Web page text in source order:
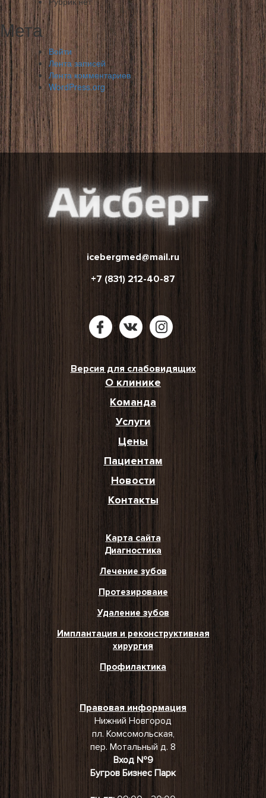
Мета
Войти
Лента записей
Лента комментариев
WordPress.org
icebergmed@mail.ru
+7 (831) 212-40-87
Версия для слабовидящих
О клинике
Команда
Услуги
Цены
Пациентам
Новости
Контакты
Карта сайта
Диагностика
Лечение зубов
Протезироваие
Удаление зубов
Имплантация и реконструктивная
хирургия
Профилактика
Правовая информация
Нижний Новгород
пл. Комсомольская,
пер. Мотальный д. 8
Вход №9
Бугров Бизнес Парк